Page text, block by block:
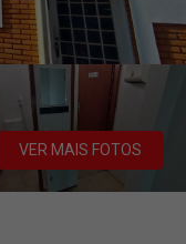
VER MAIS FOTOS